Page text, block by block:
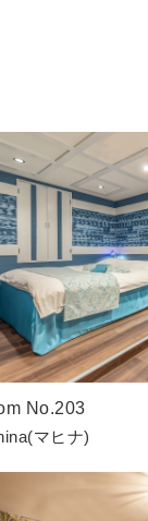
No.203
マヒナ)